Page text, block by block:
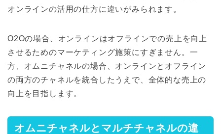
オンラインの活用の仕方に違いがみられます。
O2Oの場合、オンラインはオフラインでの売上を向上
させるためのマーケティング施策にすぎません。一
方、オムニチャネルの場合、オンラインとオフライン
の両方のチャネルを統合したうえで、全体的な売上の
向上を目指します。
オムニチャネルとマルチチャネルの違